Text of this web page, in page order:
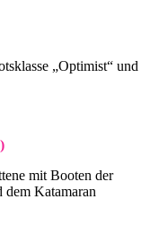
„Optimist“ und
mit Booten der
Katamaran